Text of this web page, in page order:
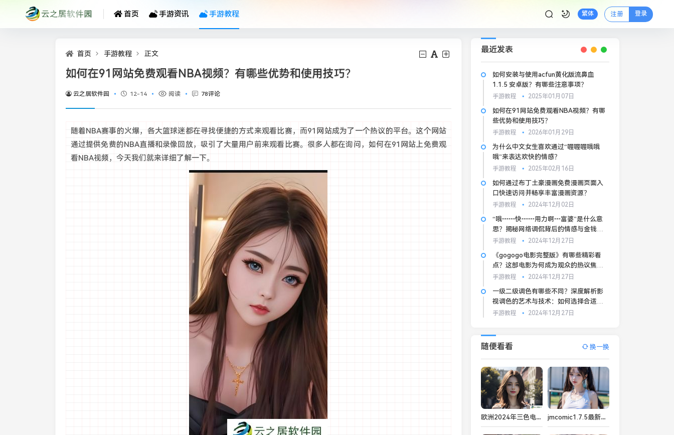
首页 手游资讯 手游教程 繁体 注册 登录
首页 手游教程 正文
如何在91网站免费观看NBA视频？有哪些优势和使用技巧？
云之居软件园 12-14 阅读 78评论
随着NBA赛事的火爆，各大篮球迷都在寻找便捷的方式来观看比赛，而91网站成为了一个热议的平台。这个网站
通过提供免费的NBA直播和录像回放，吸引了大量用户前来观看比赛。很多人都在询问，如何在91网站上免费观
看NBA视频，今天我们就来详细了解一下。
最近发表
如何安装与使用acfun黄化版流鼻血
1.1.5 安卓版？有哪些注意事项？
手游教程 2025年01月07日
如何在91网站免费观看NBA视频？有哪
些优势和使用技巧？
手游教程 2026年01月29日
为什么中文女生喜欢通过“喔喔喔哦哦
哦”来表达欢快的情感？
手游教程 2025年02月16日
如何通过布丁土豪漫画免费漫画页面入
口快速访问并畅享丰富漫画资源？
手游教程 2024年12月02日
“哦┅┅快┅┅用力啊┅富婆”是什么意
思？揭秘网络调侃背后的情感与金钱交
换
手游教程 2024年12月27日
《gogogo电影完整版》有哪些精彩看
点？这部电影为何成为观众的热议焦
点？
手游教程 2024年12月27日
一级二级调色有哪些不同？深度解析影
视调色的艺术与技术：如何选择合适的
调色策略提升影片效果？
手游教程 2024年12月27日
随便看看 换一换
欧洲2024年三色电费改革：如何通过合理使用低峰电价来节省电费开支？ jmcomic1.7.5最新版下载，如何获得更流畅的漫画阅读体验？